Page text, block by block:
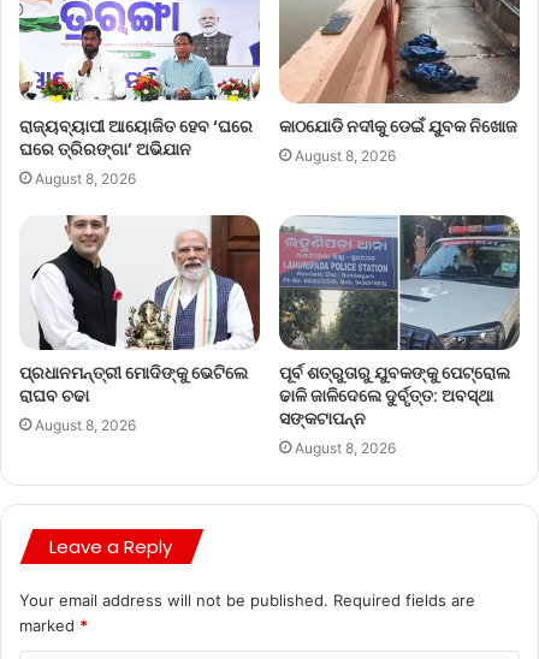
ରାଜ୍ୟବ୍ୟାପୀ ଆୟୋଜିତ ହେବ ‘ଘରେ
ଘରେ ତ୍ରିରଙ୍ଗା’ ଅଭିଯାନ
August 8, 2026
କାଠଯୋଡି ନଦୀକୁ ଡେଇଁ ଯୁବକ ନିଖୋଜ
August 8, 2026
ପ୍ରଧାନମନ୍ତ୍ରୀ ମୋଦିଙ୍କୁ ଭେଟିଲେ
ରାଘବ ଚଢା
August 8, 2026
ପୂର୍ବ ଶତ୍ରୁତାରୁ ଯୁବକଙ୍କୁ ପେଟ୍ରୋଲ
ଢାଳି ଜାଳିଦେଲେ ଦୁର୍ବୃତ୍ତ: ଅବସ୍ଥା
ସଙ୍କଟାପନ୍ନ
August 8, 2026
Leave a Reply
Your email address will not be published. Required fields are
marked *